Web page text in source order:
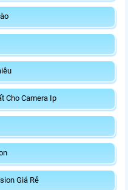
Cho Camera Ip
Giá Rẻ